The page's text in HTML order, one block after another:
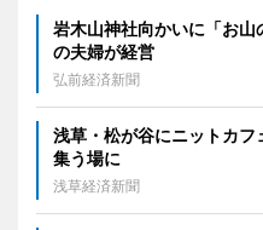
岩木山神社向かいに「お
の夫婦が経営
弘前経済新聞
浅草・松が谷にニットカ
集う場に
浅草経済新聞